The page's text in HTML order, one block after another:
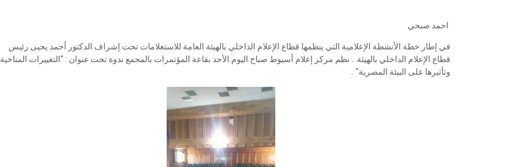
احمد صبحي
في إطار خطة الأنشطة الإعلامية التي ينظمها قطاع الإعلام الداخلي بالهيئة العامة للاستعلامات تحت إشراف الدكتور أحمد يحيى رئيس
قطاع الإعلام الداخلي بالهيئة .. نظم مركز إعلام أسيوط صباح اليوم الأحد بقاعة المؤتمرات بالمجمع ندوة تحت عنوان : "التغييرات المناخية
وتأثيرها على البيئة المصرية" ..